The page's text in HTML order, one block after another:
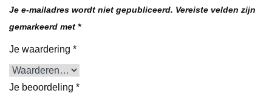
Je e-mailadres wordt niet gepubliceerd. Vereiste velden zijn
gemarkeerd met *
Je waardering *
Je beoordeling *